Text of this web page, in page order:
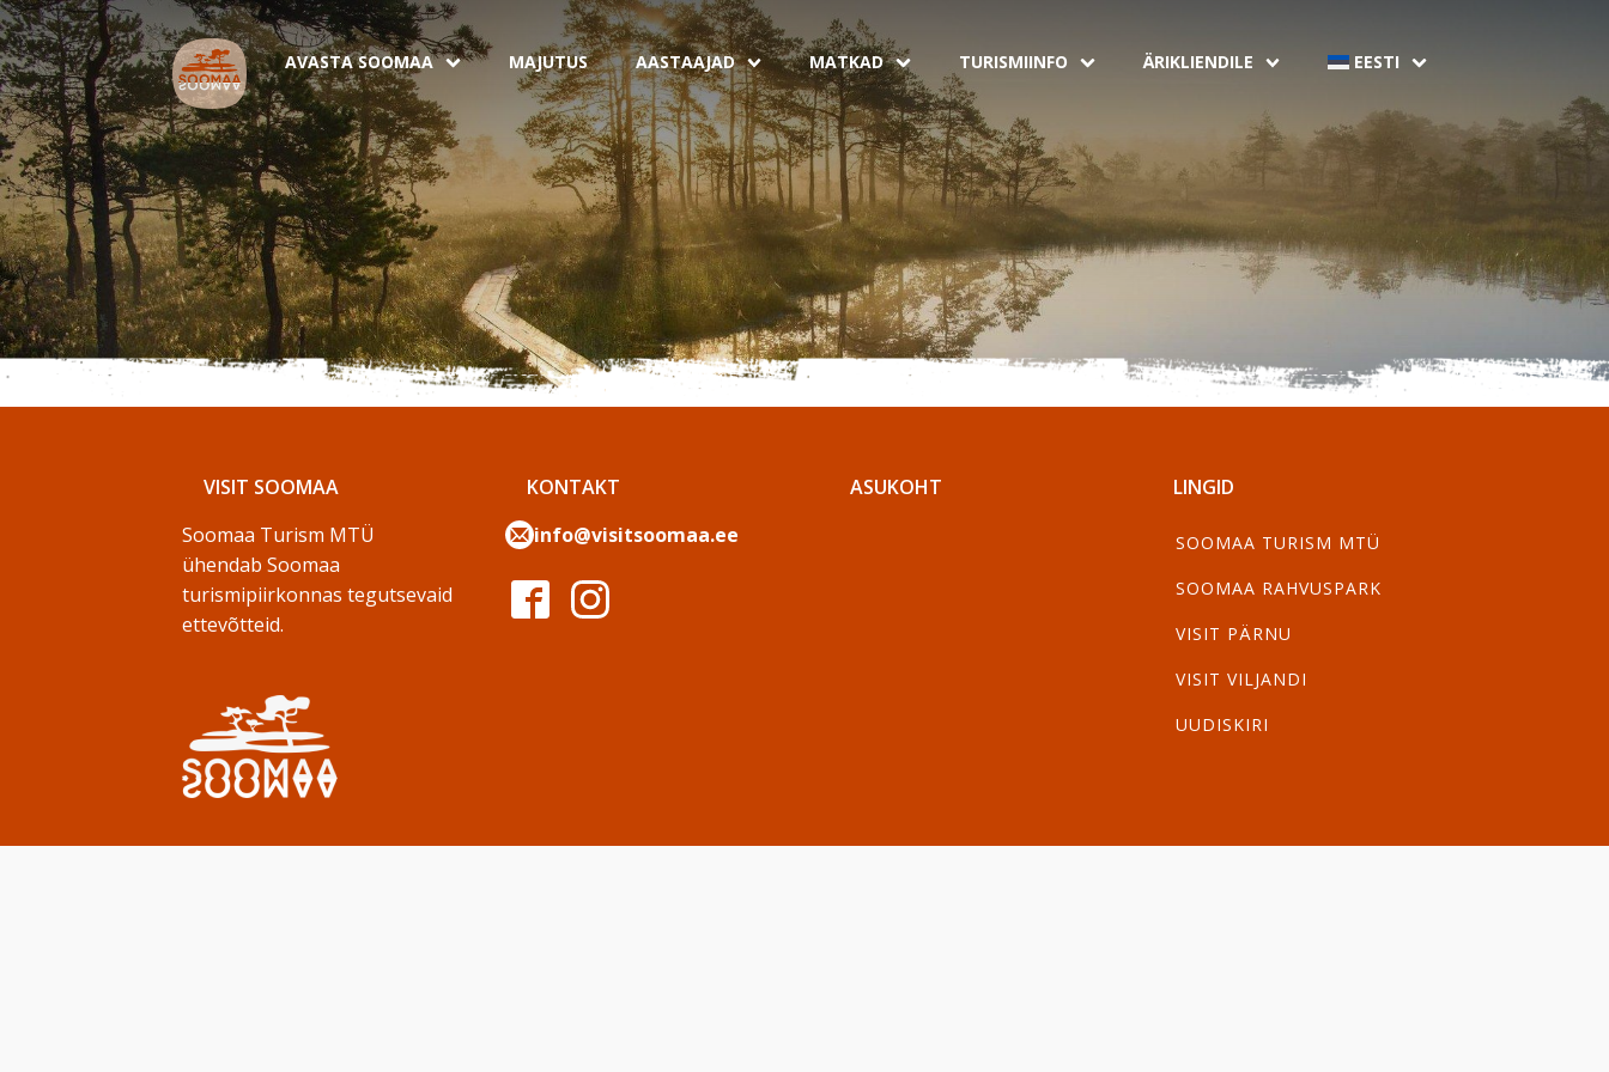
AVASTA SOOMAA MAJUTUS AASTAAJAD MATKAD TURISMIINFO ÄRIKLIENDILE EESTI
VISIT SOOMAA
Soomaa Turism MTÜ
ühendab Soomaa
turismipiirkonnas tegutsevaid
ettevõtteid.
KONTAKT
info@visitsoomaa.ee
ASUKOHT LINGID
SOOMAA TURISM MTÜ
SOOMAA RAHVUSPARK
VISIT PÄRNU
VISIT VILJANDI
UUDISKIRI